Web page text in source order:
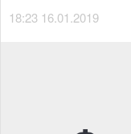
18:23 16.01.2019